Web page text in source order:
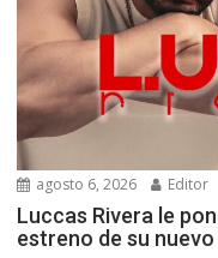
agosto 6, 2026 Editor
Luccas Rivera le
estreno de su